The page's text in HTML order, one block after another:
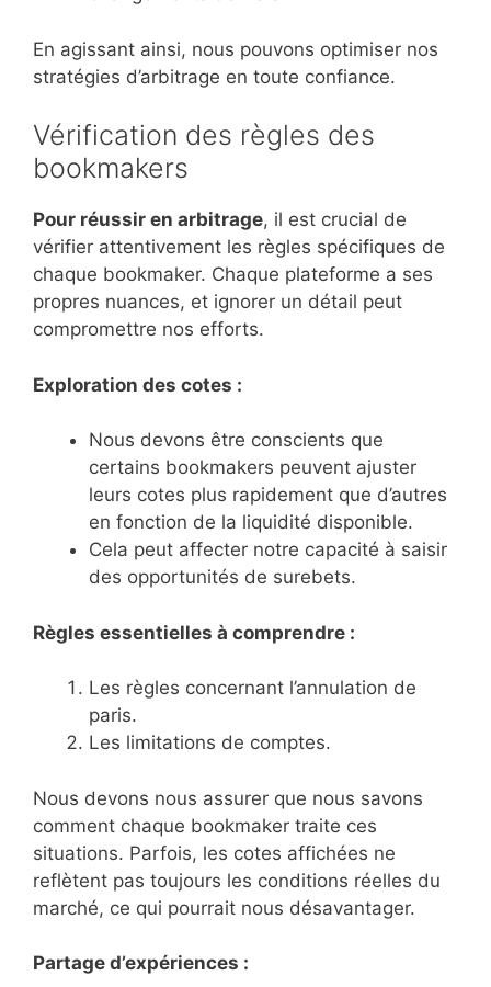
En agissant ainsi, nous pouvons optimiser nos
stratégies d’arbitrage en toute confiance.
Vérification des règles des
bookmakers
Pour réussir en arbitrage, il est crucial de
vérifier attentivement les règles spécifiques de
chaque bookmaker. Chaque plateforme a ses
propres nuances, et ignorer un détail peut
compromettre nos efforts.
Exploration des cotes :
Nous devons être conscients que
certains bookmakers peuvent ajuster
leurs cotes plus rapidement que d’autres
en fonction de la liquidité disponible.
Cela peut affecter notre capacité à saisir
des opportunités de surebets.
Règles essentielles à comprendre :
Les règles concernant l’annulation de
paris.
Les limitations de comptes.
Nous devons nous assurer que nous savons
comment chaque bookmaker traite ces
situations. Parfois, les cotes affichées ne
reflètent pas toujours les conditions réelles du
marché, ce qui pourrait nous désavantager.
Partage d’expériences :